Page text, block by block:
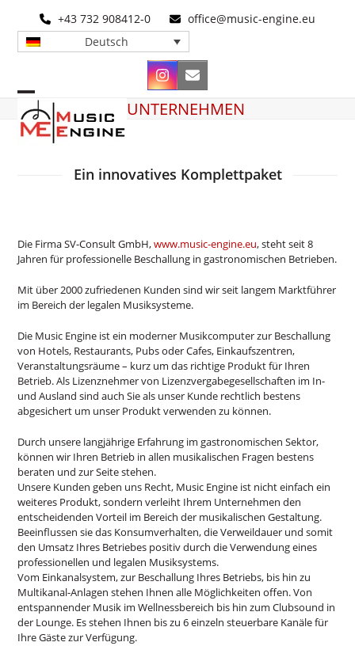
content
+43 732 908412-0
office@music-engine.eu
Deutsch
Instagram
E-
Mail
Open
mobile
Close
mobile
UNTERNEHMEN
Ein innovatives Komplettpaket
Die Firma SV-Consult GmbH,www.music-engine.eu, steht seit 8
Jahren für professionelle Beschallung in gastronomischen Betrieben.
Mit über 2000 zufriedenen Kunden sind wir seit langem Marktführer
im Bereich der legalen Musiksysteme.
Die Music Engine ist ein moderner Musikcomputer zur Beschallung
von Hotels, Restaurants, Pubs oder Cafes, Einkaufszentren,
Veranstaltungsräume – kurz um das richtige Produkt für Ihren
Betrieb. Als Lizenznehmer von Lizenzvergabegesellschaften im In-
und Ausland sind auch Sie als unser Kunde rechtlich bestens
abgesichert um unser Produkt verwenden zu können.
Durch unsere langjährige Erfahrung im gastronomischen Sektor,
können wir Ihren Betrieb in allen musikalischen Fragen bestens
beraten und zur Seite stehen.
Unsere Kunden geben uns Recht, Music Engine ist nicht einfach ein
weiteres Produkt, sondern verleiht Ihrem Unternehmen den
entscheidenden Vorteil im Bereich der musikalischen Gestaltung.
Beeinflussen sie das Konsumverhalten, die Verweildauer und somit
den Umsatz Ihres Betriebes positiv durch die Verwendung eines
professionellen und legalen Musiksystems.
Vom Einkanalsystem, zur Beschallung Ihres Betriebs, bis hin zu
Multikanal-Anlagen stehen Ihnen alle Möglichkeiten offen. Von
entspannender Musik im Wellnessbereich bis hin zum Clubsound in
der Lounge. Es stehen Ihnen bis zu 6 einzeln steuerbare Kanäle für
Ihre Gäste zur Verfügung.